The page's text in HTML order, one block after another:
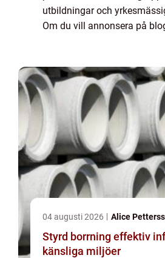
utbildningar och
Om du vill annonsera på
redaktionen så...
04 augusti 2026 Alice
Styrd borrning effektiv infrastruktur i
känsliga miljöer